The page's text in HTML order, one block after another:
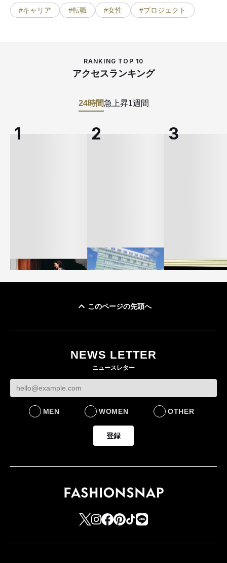
#キャリア #転職 #女性 #プロジェクト
RANKING TOP 10
アクセスランキング
24時間急上昇1週間
ケットなど7型を発売
FASHION
FASHION
BUSINESS
このページの先頭へ
NEWS LETTER
ニュースレター
MEN WOMEN OTHER
登録